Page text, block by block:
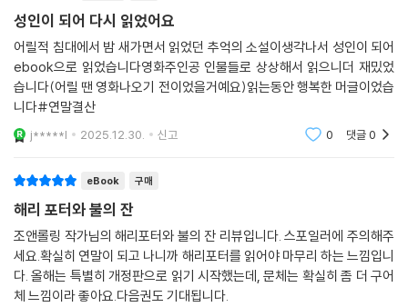
로 한다.
3탄 『해리포터와 아즈카반의 죄수』
여느 때처럼 괴로운 여름방학을 보내던 해리는 심한 모욕을 받고 화가 난
나머지, 더즐리 이모부의 여동생에게 무단으로 마법을 건다. 집을 뛰쳐나
더 큰 문제다. 바로 12년 동안 아즈카반이라는 마법사 감옥에 수감되어 있
론네 식구들에게 보호받으며 방학을 보낸 해리가 호그와트로 돌아가자, 시
리우스 블랙이 침입한 흔적이 학교 곳곳에서 발견된다. 그가 부모님을 배
신하여 죽음에 이르게 했다는 것을 알게 된 해리는 단짝 친구들과 함께 시
리우스 블랙을 찾아나선다.
4탄 『해리포터와 불의 잔』
성인이 되어 다시 읽었어요
어릴적 침대에서 밤 새가면서 읽었던 추억의 소설이생각나서 성인이 되어
ebook으로 읽었습니다영화주인공 인물들로 상상해서 읽으니더 재밌었
습니다(어릴 땐 영화나오기 전이었을거예요)읽는동안 행복한 머글이었습
니다#연말결산
j*****l 2025.12.30. 신고 0 댓글0
eBook 구매
해리 포터와 불의 잔
조앤롤링 작가님의 해리포터와 불의 잔 리뷰입니다. 스포일러에 주의해주
세요.확실히 연말이 되고 나니까 해리포터를 읽어야 마무리 하는 느낌입니
다. 올해는 특별히 개정판으로 읽기 시작했는데, 문체는 확실히 좀 더 구어
체 느낌이라 좋아요.다음권도 기대됩니다.